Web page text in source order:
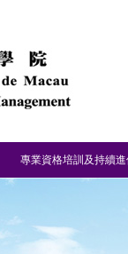
專業資格培訓及持續